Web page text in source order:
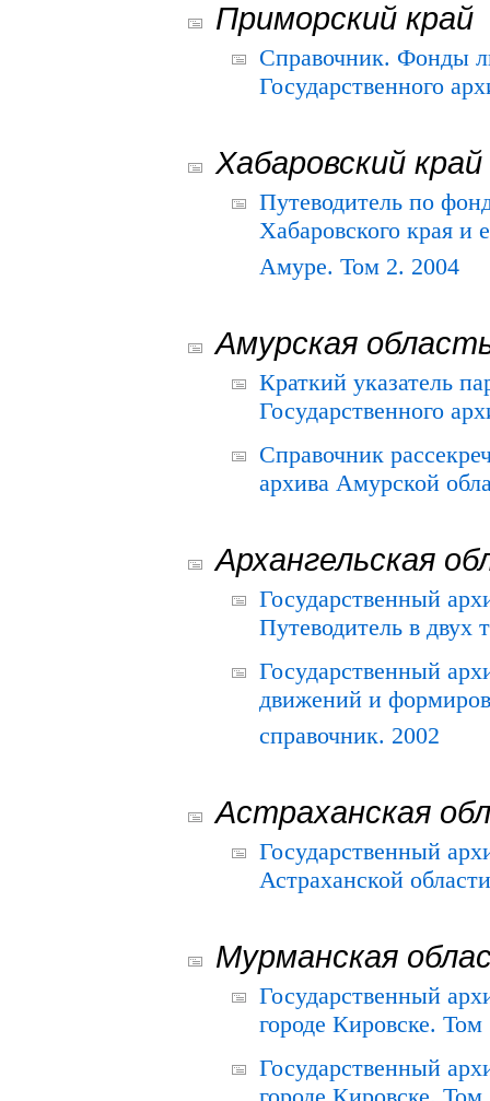
Приморский край
Справочник. Фонды
Государственного
Хабаровский край
Путеводитель по
Хабаровского края и
Амуре. Том 2. 2004
Амурская
Краткий указатель
Государственного
Справочник
архива Амурской
Архангельская
Государственный
Путеводитель в двух
Государственный
движений и
справочник. 2002
Астраханская
Государственный
Астраханской
Мурманская
Государственный
городе Кировске.
Государственный